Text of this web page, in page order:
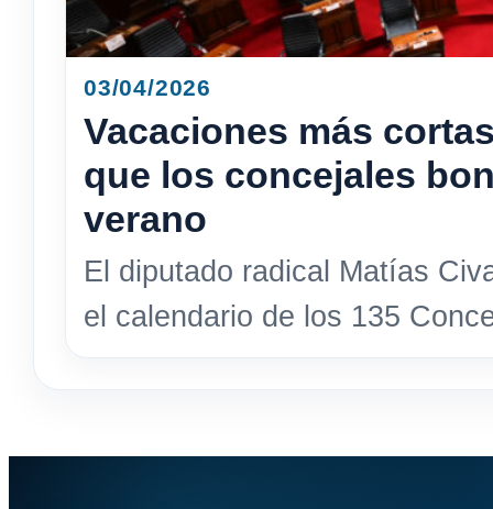
03/04/2026
Vacaciones más
que los concejales
verano
El diputado radical Matías
el calendario de los 135